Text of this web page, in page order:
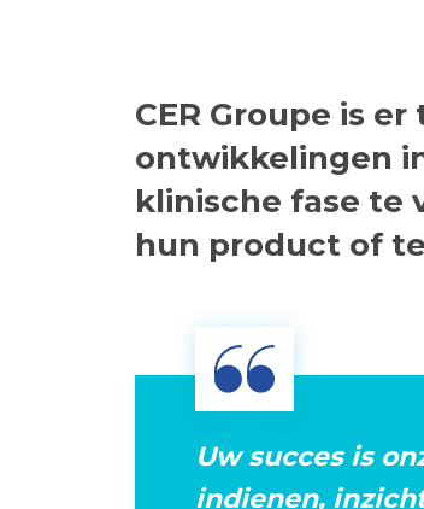
CER Groupe is
ontwikkelingen
klinische fase te
hun product of
Uw succes is
indienen,